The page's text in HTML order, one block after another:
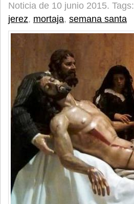
Noticia de 10 junio 2015. Tags:
jerez, mortaja, semana santa